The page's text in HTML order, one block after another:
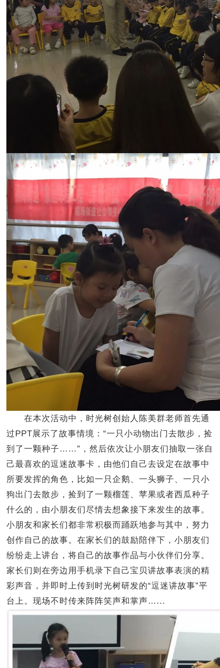
在本次活动中，时光树创始人陈美群老师首先通
过PPT展示了故事情境：“一只小动物出门去散步，捡
到了一颗种子……”，然后依次让小朋友们抽取一张自
己最喜欢的逗迷故事卡，由他们自己去设定在故事中
所要发挥的角色，比如一只企鹅、一头狮子、一只小
狗出门去散步，捡到了一颗榴莲、苹果或者西瓜种子
什么的，由小朋友们尽情去想象接下来发生的故事。
小朋友和家长们都非常积极而踊跃地参与其中，努力
创作自己的故事。在家长们的鼓励陪伴下，小朋友们
纷纷走上讲台，将自己的故事作品与小伙伴们分享。
家长们则在旁边用手机录下自己宝贝讲故事表演的精
彩声音，并即时上传到时光树研发的“逗迷讲故事”平
台上。现场不时传来阵阵笑声和掌声…...